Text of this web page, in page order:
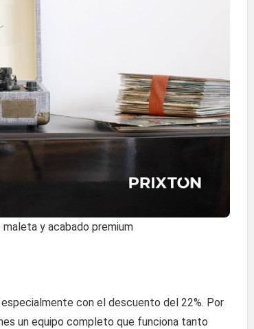
y acabado premium
con el descuento del 22%. Por
un equipo completo que funciona tanto